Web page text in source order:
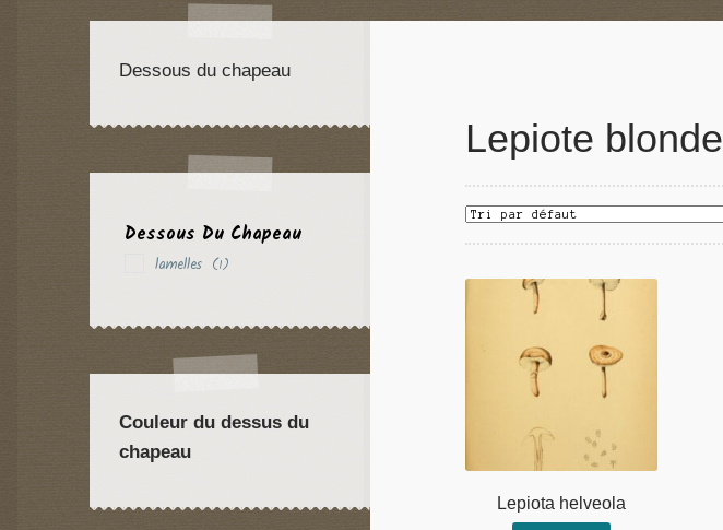
Lepiote blonde
Lepiota helveola
Dessous du chapeau
Dessous Du Chapeau
lamelles (1)
Couleur du dessus du
chapeau